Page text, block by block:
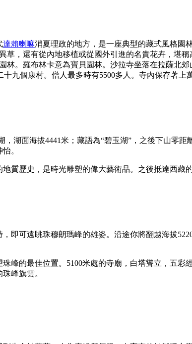
達賴喇嘛消夏理政的地方，是一座典型的藏式風格園
草，還有從內地移植或從國外引進的名貴花卉，堪
。羅布林卡意為寶貝園林。沙拉寺坐落在拉薩北
九個康村。僧人最多時有5500多人。寺內保存著上
湖面海拔4441米；藏語為“碧玉湖”，之後下山零距
。
質歷史，是時光雕塑的偉大藝術品。之後抵達西藏
即可遠眺珠穆朗瑪峰的雄姿。沿途你將翻越海拔
的最佳位置。5100米處的寺廟，白塔聳立，五彩
峰旗雲。